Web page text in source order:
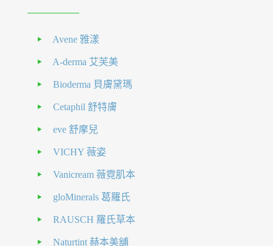
Avene 雅漾
A-derma 艾芙美
Bioderma 貝膚黛瑪
Cetaphil 舒特膚
eve 舒摩兒
VICHY 薇姿
Vanicream 薇霓肌本
gloMinerals 葛羅氏
RAUSCH 羅氏草本
Naturtint 赫本美舖